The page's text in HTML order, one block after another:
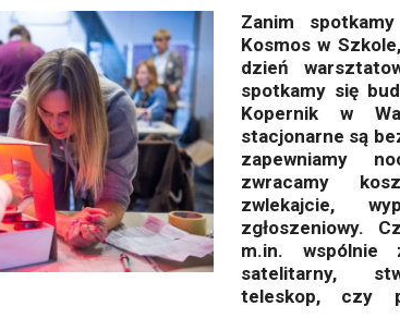
Zanim
Kosmos w
dzień
spotkamy się
Kopernik w
stacjonarne są
zapewniamy
zwracamy
zwlekajcie,
zgłoszeniowy.
m.in. wspólnie
satelitarny,
teleskop, czy